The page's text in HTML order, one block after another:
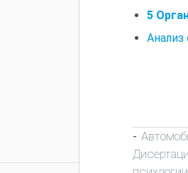
5
Анализ
-